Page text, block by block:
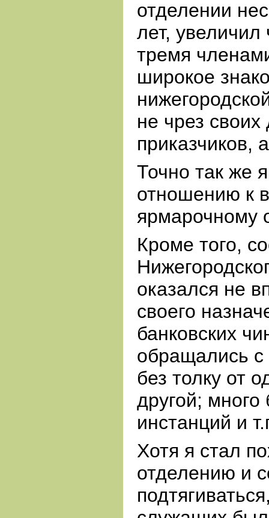
отделении
лет,
тремя
широкое
не чрез
приказчиков,
Точно так же
отношению к
ярмарочному
Кроме того,
оказался не
своего
банковских
обращались с
без толку от
другой;
инстанций и
Хотя я стал
отделению и